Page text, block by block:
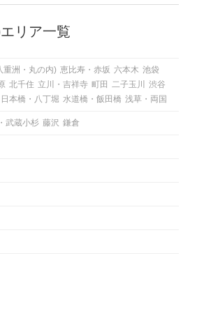
になれる対処法から、恋愛・自分磨
き・趣味などジャンル別の楽しいこ
とを探している方は必見です。
リア一覧
重洲・丸の内) 恵比寿・赤坂 六本木 池袋
北千住 立川・吉祥寺 町田 二子玉川
渋谷
日本橋・八丁堀 水道橋・飯田橋 浅草・両国
武蔵小杉 藤沢 鎌倉